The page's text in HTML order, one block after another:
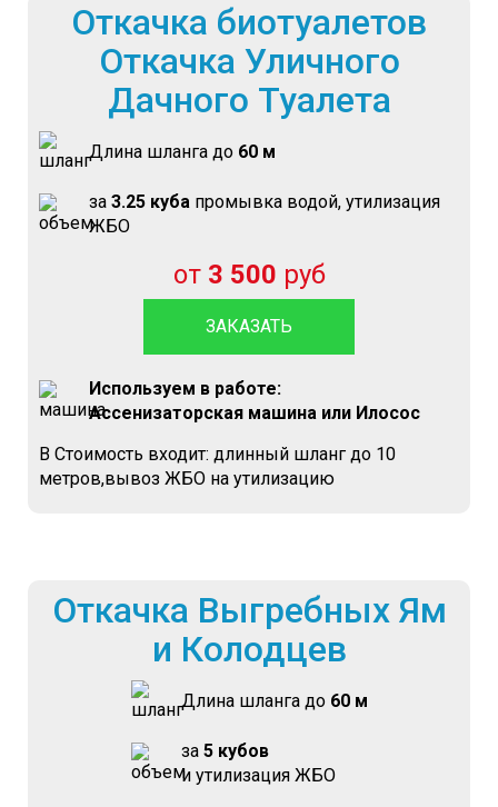
Откачка биотуалетов
Откачка Уличного
Дачного Туалета
Длина шланга до 60 м
за 3.25 куба промывка водой, утилизация
ЖБО
от 3 500 руб
ЗАКАЗАТЬ
Используем в работе:
Ассенизаторская машина или Илосос
В Стоимость входит: длинный шланг до 10
метров,вывоз ЖБО на утилизацию
Откачка Выгребных Ям
и Колодцев
Длина шланга до 60 м
за 5 кубов
и утилизация ЖБО